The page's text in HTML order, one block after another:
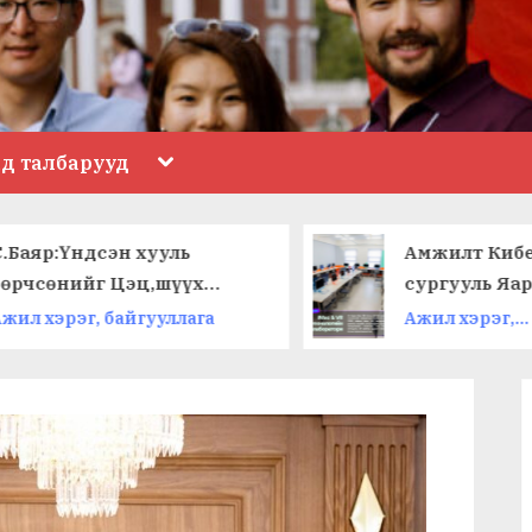
талбарууд Toggle
menu
хууль
Цэц,шүүх
байтал нэг сайд
хэрэг, байгууллага
Амжилт
сургууль
шинэ
Ажил хэрэг,